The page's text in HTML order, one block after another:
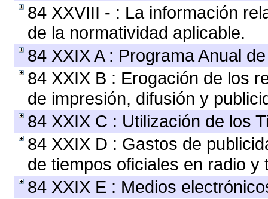
84 XXVIII - : La información
de la normatividad aplicable.
84 XXIX A : Programa Anual
84 XXIX B : Erogación de los
de impresión, difusión y
84 XXIX C : Utilización de los
84 XXIX D : Gastos de
de tiempos oficiales en radio y
84 XXIX E : Medios